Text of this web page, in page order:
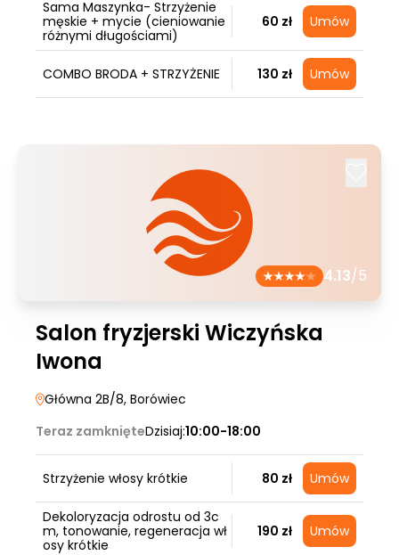
Sama Maszynka- Strzyżenie
męskie + mycie (cieniowanie
różnymi długościami)
60 zł Umów
COMBO BRODA + STRZYŻENIE 130 zł Umów
4.13/5
Salon fryzjerski Wiczyńska
Iwona
Główna 2B/8, Borówiec
Teraz zamknięteDzisiaj:10:00-18:00
Strzyżenie włosy krótkie 80 zł Umów
Dekoloryzacja odrostu od 3c
m, tonowanie, regeneracja wł
osy krótkie
190 zł Umów